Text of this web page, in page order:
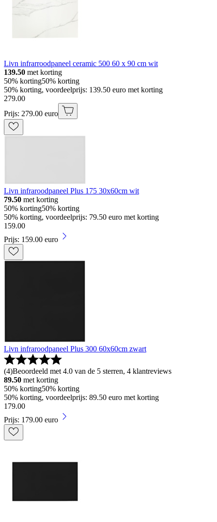
Livn infrarroodpaneel ceramic 500 60 x 90 cm wit
139.50 met korting
50% korting50% korting
50% korting, voordeelprijs: 139.50 euro met korting
279.00
Prijs: 279.00 euro
Livn infraroodpaneel Plus 175 30x60cm wit
79.50 met korting
50% korting50% korting
50% korting, voordeelprijs: 79.50 euro met korting
159.00
Prijs: 159.00 euro
Livn infraroodpaneel Plus 300 60x60cm zwart
(4)Beoordeeld met 4.0 van de 5 sterren, 4 klantreviews
89.50 met korting
50% korting50% korting
50% korting, voordeelprijs: 89.50 euro met korting
179.00
Prijs: 179.00 euro